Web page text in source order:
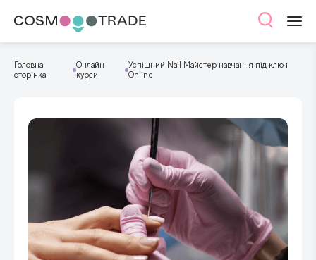
Головна
сторінка
Онлайн
курси
Успішний Nail Майстер навчання під ключ
Online